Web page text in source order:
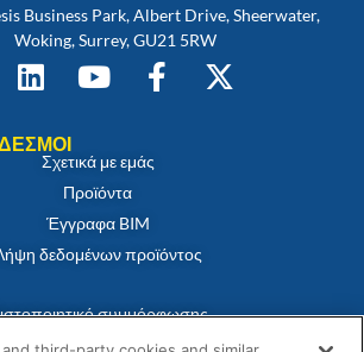
Business Park, Albert Drive, Sheerwater,
Woking, Surrey, GU21 5RW
Σχετικά με εμάς
Προϊόντα
Έγγραφα BIM
δεδομένων προϊόντος
συμμόρφωσης
Πολιτική για τα cookies